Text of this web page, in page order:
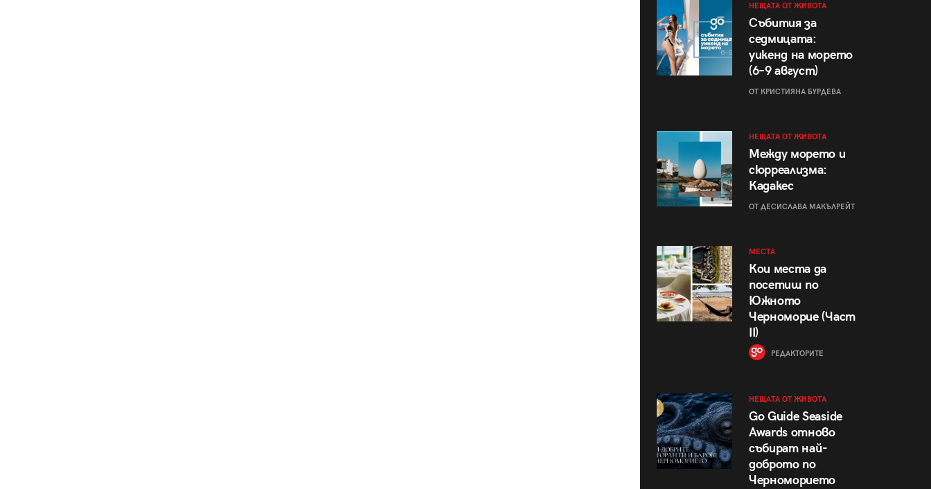
НЕЩАТА ОТ ЖИВОТА
Събития за
седмицата:
уикенд на морето
(6–9 август)
ОТ КРИСТИЯНА БУРДЕВА
НЕЩАТА ОТ ЖИВОТА
Между морето и
сюрреализма:
Кадакес
ОТ ДЕСИСЛАВА МАКЪЛРЕЙТ
МЕСТА
Кои места да
посетиш по
Южното
Черноморие (Част
II)
РЕДАКТОРИТЕ
НЕЩАТА ОТ ЖИВОТА
Go Guide Seaside
Awards отново
събират най-
доброто по
Черноморието